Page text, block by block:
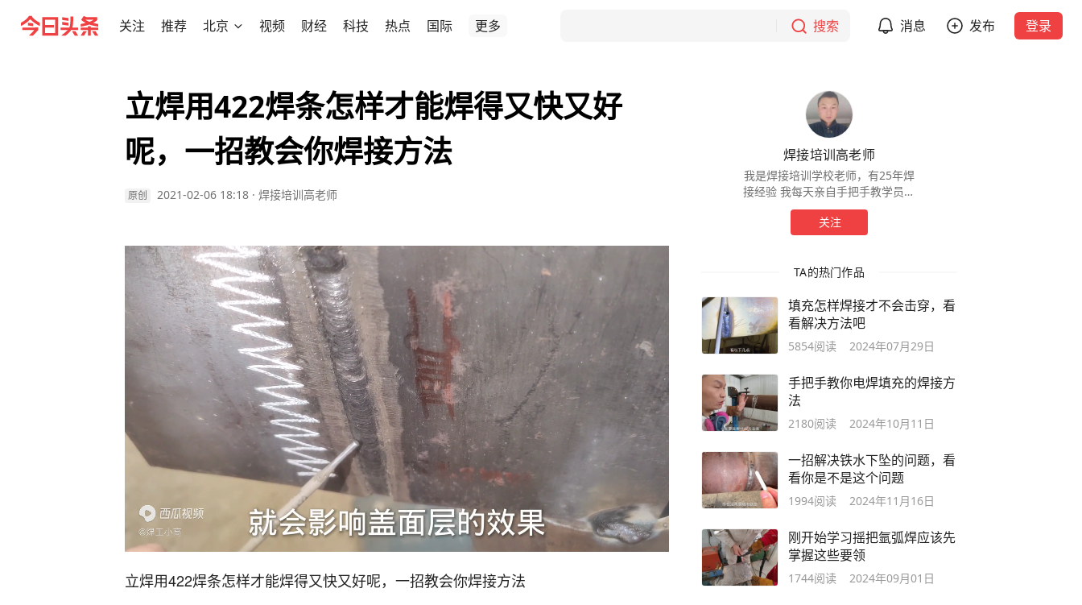
关注 推荐 北京 视频 财经 科技 热点 国际 更多 搜索 消息 发布 登录
立焊用422焊条怎样才能焊得又快又好
呢，一招教会你焊接方法
原创 2021-02-06 18:18 · 焊接培训高老师
立焊用422焊条怎样才能焊得又快又好呢，一招教会你焊接方法
焊接培训高老师
我是焊接培训学校老师，有25年焊
接经验 我每天亲自手把手教学员，
和大家同吃同住 我会努力教好每一
位学员，感谢大家的陪伴 我把每一
位学员都当成朋友
关注
TA的热门作品
填充怎样焊接才不会击穿，看
看解决方法吧
5854阅读 2024年07月29日
手把手教你电焊填充的焊接方
法
2180阅读 2024年10月11日
一招解决铁水下坠的问题，看
看你是不是这个问题
1994阅读 2024年11月16日
刚开始学习摇把氩弧焊应该先
掌握这些要领
1744阅读 2024年09月01日